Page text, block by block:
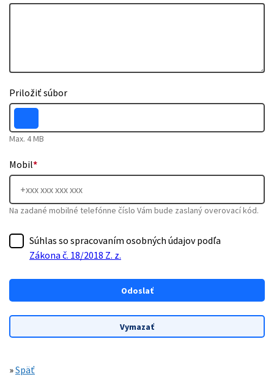
Priložiť súbor
Max. 4 MB
Mobil*
Na zadané mobilné telefónne číslo Vám bude zaslaný overovací kód.
Súhlas so spracovaním osobných údajov podľa
Zákona č. 18/2018 Z. z.
»Späť